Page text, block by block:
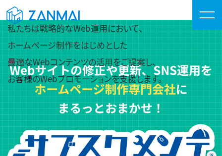
私たちは戦略的なWeb運用において、
ホームページ制作をはじめとした
最適なWebコンテンツの活用をご提案し、
お客様のWebプロモーションを支援します。